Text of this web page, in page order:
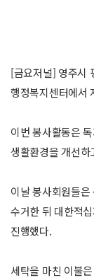
[금요저널] 영주시
행정복지센터에서
이번 봉사활동은
생활환경을 개선
이날 봉사회원들
수거한 뒤 대한적
진행했다.
세탁을 마친 이불